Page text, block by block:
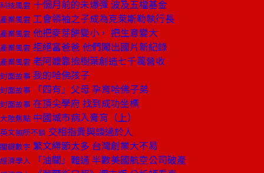
科技風雲 十個月前的未爆彈 波及五檔基金
產業風雲 工會領袖之子成為克萊斯勒執行長
產業風雲 他把麥芽餅變小， 把生意變大
產業風雲 拒絕富爸爸 他們闖出國片新紀錄
產業風雲 老阿嬤靠撿樹葉創造七千萬營收
封面故事 我的哈佛孩子
封面故事 「四有」父母 孕育哈佛子弟
封面故事 在頂尖學府 找到成功坐標
大陸焦點 中國城市病入膏肓（上）
英文無所不談 交相指責與諉過於人
關鍵數字 繁文縟節太多 台灣創業大不易
經濟學人 「油關」難過 半數美國航空公司破產